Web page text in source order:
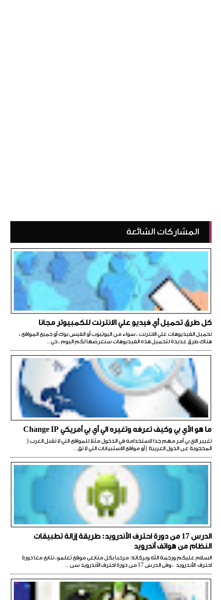
المشاركات الشائعة
كل طرق تحميل أي فيديو علي الانترنت للكمبيوتر مجانا
تحميل الفيديوهات علي الانترنت ، سواء من اليوتيوب أو الفيس بوك أو جميع المواقع ،
هناك طرق عديدة لتحميل هذه الفيديوهات سنعرضها لكم اليوم ، حي...
ما هو الأي بي وكيف تعرفه وتغيره الي أي بي أمريكي Change IP
تغيير الاي بي أمر مهم جدا لاستخدامه في الدخول مثلا للمواقع التي لا تقبل العرب (
المحجوبة عن الدول العربية ) أو مواقع الاستبيانات التي لا تق...
الدرس 17 من دورة احترف الأندرويد: طريقة إزالة تطبيقات
النظام من هواتف أندرويد
السلام عليكم ورحمة الله وبركاته: مرحبا بكل متابعى موقع تعلمو، نتابع معا دورة
احترف الأندرويد ، وفى الدرس 17 من دورة احترف الأندرويد سن...